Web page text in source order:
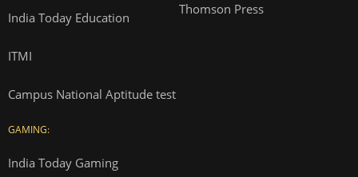
India Today Education
ITMI
Campus National Aptitude test
GAMING:
India Today Gaming
Thomson Press